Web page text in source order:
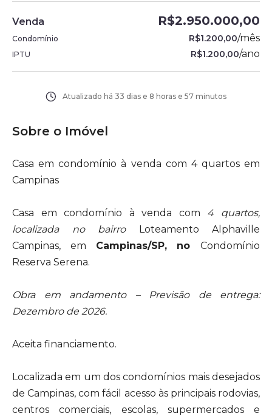
Venda R$2.950.000,00
Condomínio R$1.200,00/mês
IPTU R$1.200,00/ano
Atualizado há 33 dias e 8 horas e 57 minutos
Sobre o Imóvel
Casa em condomínio à venda com 4 quartos em
Campinas
Casa em condomínio à venda com 4 quartos,
localizada no bairro Loteamento Alphaville
Campinas, em Campinas/SP, no Condomínio
Reserva Serena.
Obra em andamento – Previsão de entrega:
Dezembro de 2026.
Aceita financiamento.
Localizada em um dos condomínios mais desejados
de Campinas, com fácil acesso às principais rodovias,
centros comerciais, escolas, supermercados e